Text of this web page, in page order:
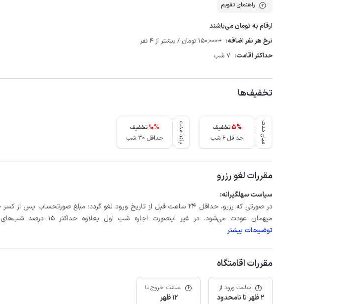
راهنمای تقویم
ارقام به تومان می‌باشند
نرخ هر نفر اضافه: +150٬000 تومان / بیشتر از 4 نفر
حداکثر اقامت: 7 شب
تخفیف‌ها
میان مدت 5%
تخفیف
حداقل 6 شب
بلند مدت 10%
تخفیف
حداقل 30 شب
مقررات لغو رزرو
سیاست سهلگیرانه:
میهمان عودت می‌شود. در غیر اینصورت اجاره شب اول بعلاوه حداکثر 15 درصد شب‌های باقیمانده کسر می‌شود.
توضیحات بیشتر
مقررات اقامتگاه
ساعت ورود از
2 ظهر تا نامحدود
ساعت خروج تا
12 ظهر